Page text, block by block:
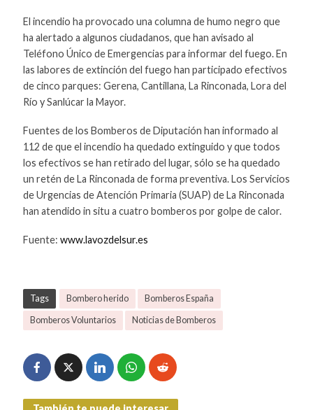
El incendio ha provocado una columna de humo negro que
ha alertado a algunos ciudadanos, que han avisado al
Teléfono Único de Emergencias para informar del fuego. En
las labores de extinción del fuego han participado efectivos
de cinco parques: Gerena, Cantillana, La Rinconada, Lora del
Río y Sanlúcar la Mayor.
Fuentes de los Bomberos de Diputación han informado al
112 de que el incendio ha quedado extinguido y que todos
los efectivos se han retirado del lugar, sólo se ha quedado
un retén de La Rinconada de forma preventiva. Los Servicios
de Urgencias de Atención Primaria (SUAP) de La Rinconada
han atendido in situ a cuatro bomberos por golpe de calor.
Fuente: www.lavozdelsur.es
Tags Bombero herido Bomberos España
Bomberos Voluntarios Noticias de Bomberos